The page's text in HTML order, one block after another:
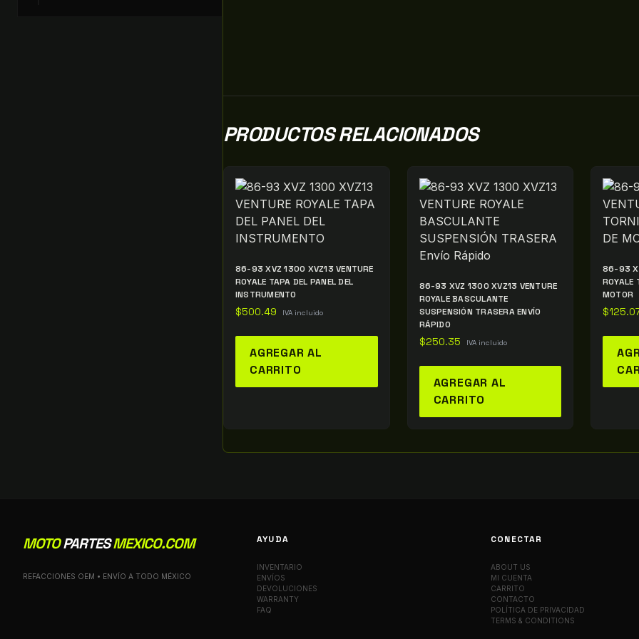
PRODUCTOS RELACIONADOS
86-93 XVZ 1300 XVZ13 VENTURE
ROYALE TAPA DEL PANEL DEL
INSTRUMENTO
$500.49 IVA incluido
AGREGAR AL
CARRITO
86-93 XVZ 1300 XVZ13 VENTURE
ROYALE BASCULANTE
SUSPENSIÓN TRASERA ENVÍO
RÁPIDO
$250.35 IVA incluido
AGREGAR AL
CARRITO
86-93
ROYALE
MOTOR
$
MOTOPARTESMEXICO.COM
REFACCIONES OEM • ENVÍO A TODO MÉXICO
AYUDA
INVENTARIO
ENVÍOS
DEVOLUCIONES
WARRANTY
FAQ
CONECTAR
ABOUT US
MI CUENTA
CARRITO
CONTACTO
POLÍTICA DE PRIVACIDAD
TERMS & CONDITIONS